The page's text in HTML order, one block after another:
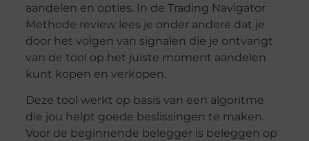
aandelen en opties. In de Trading Navigator
Methode review lees je onder andere dat je
door het volgen van signalen die je ontvangt
van de tool op het juiste moment aandelen
kunt kopen en verkopen.
Deze tool werkt op basis van een algoritme
die jou helpt goede beslissingen te maken.
Voor de beginnende belegger is beleggen op